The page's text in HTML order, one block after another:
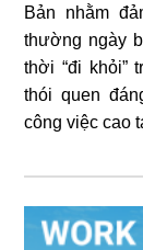
Bản nhằm
thường ngày
thời “đi khỏi”
thói quen
công việc cao